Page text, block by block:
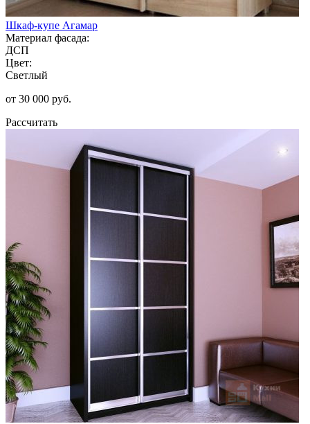
Шкаф-купе Агамар
Материал фасада:
ДСП
Цвет:
Светлый
от 30 000 руб.
Рассчитать